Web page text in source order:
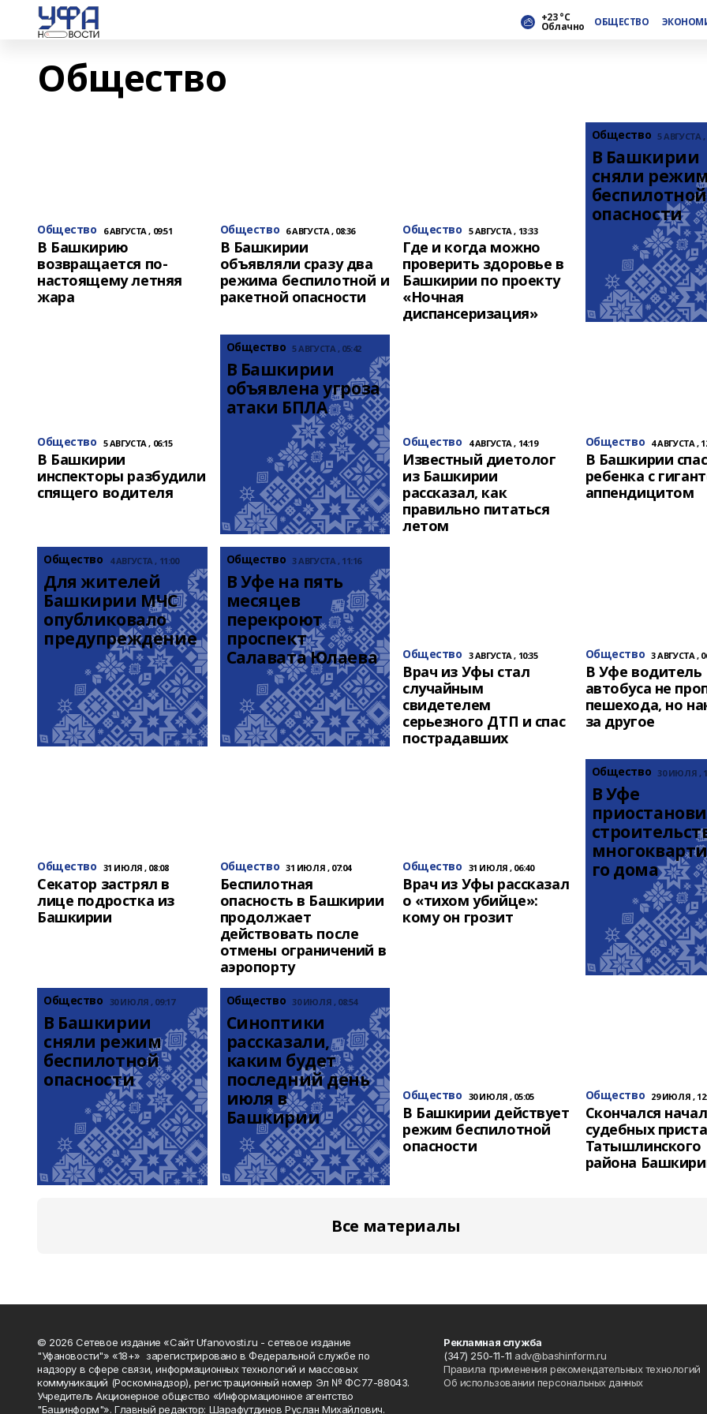
+23 °С
Облачно ОБЩЕСТВО
Общество
Общество 6 АВГУСТА , 09:51
В Башкирию
возвращается по-
настоящему летняя
жара
Общество 6 АВГУСТА , 08:36
В Башкирии
объявляли сразу два
режима беспилотной и
ракетной опасности
Общество 5 АВГУСТА , 13:33
Где и когда можно
проверить здоровье в
Башкирии по проекту
«Ночная
диспансеризация»
Общество 5 АВГУСТА ,
В Башкирии
сняли
беспилотной
опасности
Общество 5 АВГУСТА , 06:15
В Башкирии
инспекторы разбудили
спящего водителя
Общество 5 АВГУСТА , 05:42
В Башкирии
объявлена угроза
атаки БПЛА
Общество 4 АВГУСТА , 14:19
Известный диетолог
из Башкирии
рассказал, как
правильно питаться
летом
Общество 4 АВГУСТА ,
В Башкирии
ребенка с
аппендицитом
Общество 4 АВГУСТА , 11:00
Для жителей
Башкирии МЧС
опубликовало
предупреждение
Общество 3 АВГУСТА , 11:16
В Уфе на пять
месяцев
перекроют
проспект
Салавата Юлаева
Общество 3 АВГУСТА , 10:35
Врач из Уфы стал
случайным
свидетелем
серьезного ДТП и спас
пострадавших
Общество 3 АВГУСТА ,
В Уфе водитель
автобуса не
пешехода, но
за другое
Общество 31 ИЮЛЯ , 08:08
Секатор застрял в
лице подростка из
Башкирии
Общество 31 ИЮЛЯ , 07:04
Беспилотная
опасность в Башкирии
продолжает
действовать после
отмены ограничений в
аэропорту
Общество 31 ИЮЛЯ , 06:40
Врач из Уфы рассказал
о «тихом убийце»:
кому он грозит
Общество 30 ИЮЛЯ ,
В Уфе
го дома
Общество 30 ИЮЛЯ , 09:17
В Башкирии
сняли режим
беспилотной
опасности
Общество 30 ИЮЛЯ , 08:54
Синоптики
рассказали,
каким будет
последний день
июля в
Башкирии
Общество 30 ИЮЛЯ , 05:05
В Башкирии действует
режим беспилотной
опасности
Общество 29 ИЮЛЯ ,
Скончался
судебных
Татышлинского
района
Все материалы
© 2026 Сетевое издание «Сайт Ufanovosti.ru - сетевое издание
"Уфановости"» «18+» зарегистрировано в Федеральной службе по
надзору в сфере связи, информационных технологий и массовых
коммуникаций (Роскомнадзор), регистрационный номер Эл № ФС77-88043.
Учредитель Акционерное общество «Информационное агентство
"Башинформ"». Главный редактор: Шарафутдинов Руслан Михайлович.
Рекламная служба
(347) 250-11-11 adv@bashinform.ru
Правила применения рекомендательных технологий
Об использовании персональных данных